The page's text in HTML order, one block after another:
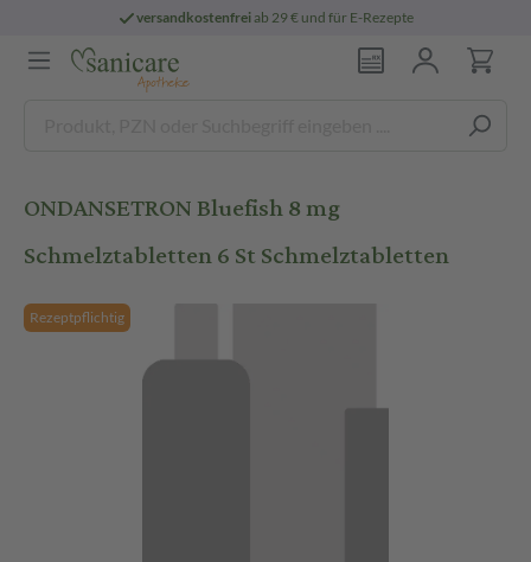
versandkostenfreiab 29 € und für E-Rezepte
ONDANSETRON Bluefish 8 mg
Schmelztabletten 6 St Schmelztabletten
Rezeptpflichtig